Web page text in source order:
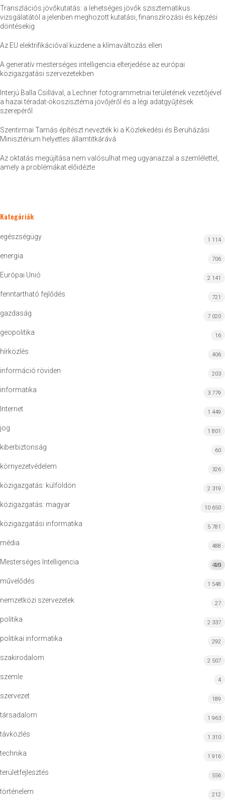
Transzlációs jövőkutatás: a lehetséges jövők szisztematikus
vizsgálatától a jelenben meghozott kutatási, finanszírozási és képzési
döntésekig
Az EU elektrifikációval küzdene a klímaváltozás ellen
A generatív mesterséges intelligencia elterjedése az európai
közigazgatási szervezetekben
Interjú Balla Csillával, a Lechner fotogrammetriai területének vezetőjével
a hazai téradat-ökoszisztéma jövőjéről és a légi adatgyűjtések
szerepéről
Szentirmai Tamás építészt nevezték ki a Közlekedési és Beruházási
Minisztérium helyettes államtitkárává
Az oktatás megújítása nem valósulhat meg ugyanazzal a szemlélettel,
amely a problémákat előidézte
Kategóriák
egészségügy 1 114
energia 706
Európai Unió 2 141
fenntartható fejlődés 721
gazdaság 7 020
geopolitika 16
hírközlés 406
információ röviden 203
informatika 3 779
Internet 1 449
jog 1 801
kiberbiztonság 60
környezetvédelem 326
közigazgatás: külföldön 2 319
közigazgatás: magyar 10 650
közigazgatási informatika 5 781
média 488
Mesterséges Intelligencia MI
420
művelődés 1 548
nemzetközi szervezetek 27
politika 2 337
politikai informatika 292
szakirodalom 2 507
szemle 4
szervezet 189
társadalom 1 963
távközlés 1 310
technika 1 916
területfejlesztés 556
történelem 212